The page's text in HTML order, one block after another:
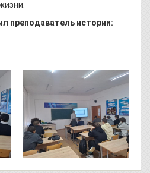
преподаватель истории: